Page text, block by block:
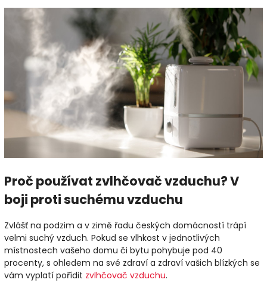
Proč používat zvlhčovač vzduchu? V
boji proti suchému vzduchu
Zvlášť na podzim a v zimě řadu českých domácností trápí
velmi suchý vzduch. Pokud se vlhkost v jednotlivých
místnostech vašeho domu či bytu pohybuje pod 40
procenty, s ohledem na své zdraví a zdraví vašich blízkých se
vám vyplatí pořídit zvlhčovač vzduchu.